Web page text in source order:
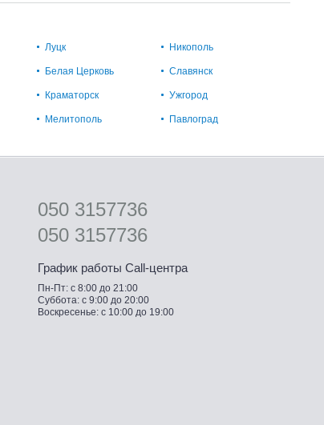
Луцк
Белая Церковь
Краматорск
Мелитополь
Никополь
Славянск
Ужгород
Павлоград
050 3157736
050 3157736
График работы Call-центра
Пн-Пт: с 8:00 до 21:00
Суббота: с 9:00 до 20:00
Воскресенье: с 10:00 до 19:00